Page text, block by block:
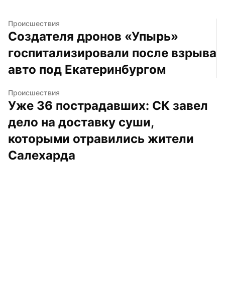
Происшествия
Создателя дронов «Упырь»
госпитализировали после взрыва
авто под Екатеринбургом
Происшествия
Уже 36 пострадавших: СК завел
дело на доставку суши,
которыми отравились жители
Салехарда